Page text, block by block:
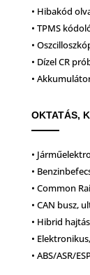
• Hibakód
• TPMS
•
• Dízel CR
•
OKTATÁS,
•
•
• Common
• CAN busz,
• Hibrid
•
• ABS/ASR/